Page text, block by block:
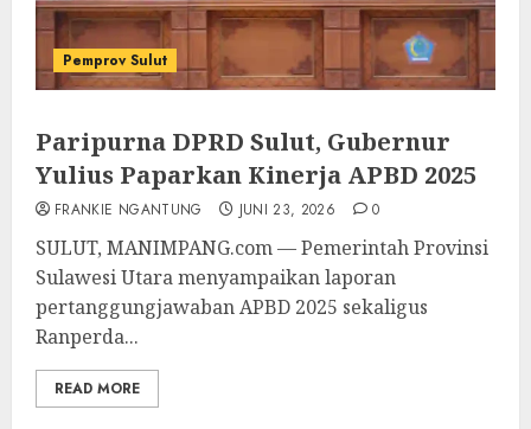
Pemprov Sulut
Paripurna DPRD Sulut, Gubernur
Yulius Paparkan Kinerja APBD 2025
FRANKIE NGANTUNG JUNI 23, 2026 0
SULUT, MANIMPANG.com — Pemerintah Provinsi
Sulawesi Utara menyampaikan laporan
pertanggungjawaban APBD 2025 sekaligus
Ranperda...
READ MORE